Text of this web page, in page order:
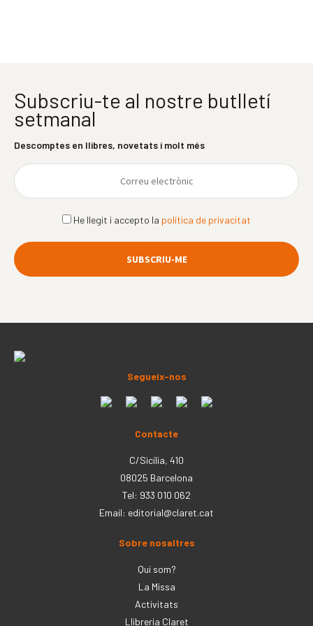
Subscriu-te al nostre butlletí
setmanal
Descomptes en llibres, novetats i molt més
He llegit i accepto la política de privacitat
Segueix-nos
Contacte
C/Sicília, 410
08025 Barcelona
Tel: 933 010 062
Email: editorial@claret.cat
Sobre nosaltres
Qui som?
La Missa
Activitats
Llibreria Claret